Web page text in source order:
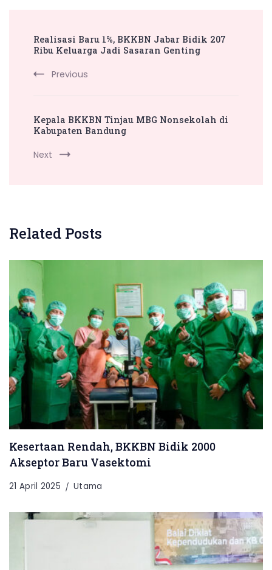
Navigation
Realisasi Baru 1%, BKKBN Jabar Bidik 207
Ribu Keluarga Jadi Sasaran Genting
Previous
Kepala BKKBN Tinjau MBG Nonsekolah di
Kabupaten Bandung
Next
Related Posts
Kesertaan Rendah, BKKBN Bidik 2000
Akseptor Baru Vasektomi
21 April 2025 Utama